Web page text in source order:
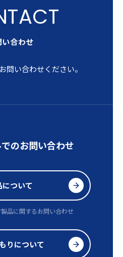
い合わせ
問い合わせください。
のお問い合わせ
について
製品に関するお問い合わせ
りについて